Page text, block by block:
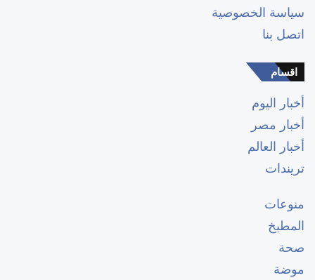
سياسة الخصوصية
اتصل بنا
اقسام
أخبار اليوم
أخبار مصر
أخبار العالم
تريندات
منوعات
المطبخ
صحة
موضة